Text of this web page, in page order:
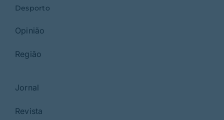
Desporto
Opinião
Região
Jornal
Revista